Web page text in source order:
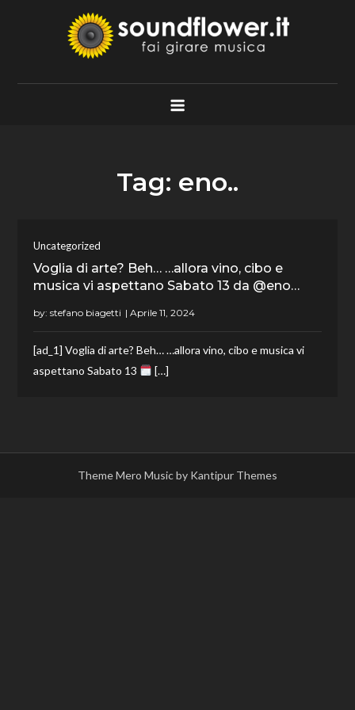
Soundflower.it
Fai Girare Musica
Tag: eno..
Uncategorized
Voglia di arte? Beh… …allora vino, cibo e
musica vi aspettano Sabato 13 da @eno…
by:stefano biagetti
[ad_1] Voglia di arte? Beh… …allora vino, cibo e musica vi
aspettano Sabato 13
[…]
Theme Mero Music by Kantipur Themes